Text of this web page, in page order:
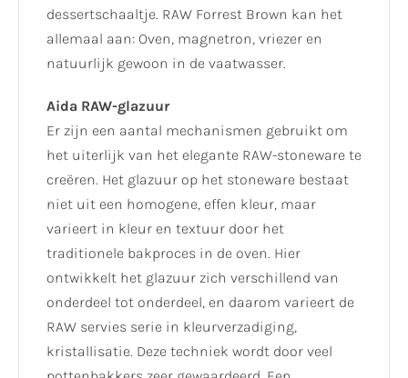
dessertschaaltje. RAW Forrest Brown kan het
allemaal aan: Oven, magnetron, vriezer en
natuurlijk gewoon in de vaatwasser.
Aida RAW-glazuur
Er zijn een aantal mechanismen gebruikt om
het uiterlijk van het elegante RAW-stoneware te
creëren. Het glazuur op het stoneware bestaat
niet uit een homogene, effen kleur, maar
varieert in kleur en textuur door het
traditionele bakproces in de oven. Hier
ontwikkelt het glazuur zich verschillend van
onderdeel tot onderdeel, en daarom varieert de
RAW servies serie in kleurverzadiging,
kristallisatie. Deze techniek wordt door veel